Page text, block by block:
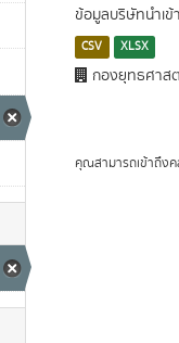
ข้อมูลบริษัทนำเข้
CSV XLSX
กองยุทธศาส
คุณสามารถเข้าถึง